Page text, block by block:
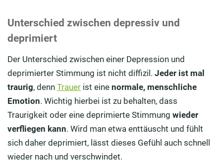
Unterschied zwischen depressiv und
deprimiert
Der Unterschied zwischen einer Depression und
deprimierter Stimmung ist nicht diffizil. Jeder ist mal
traurig, denn Trauer ist eine normale, menschliche
Emotion. Wichtig hierbei ist zu behalten, dass
Traurigkeit oder eine deprimierte Stimmung wieder
verfliegen kann. Wird man etwa enttäuscht und fühlt
sich daher deprimiert, lässt dieses Gefühl auch schnell
wieder nach und verschwindet.